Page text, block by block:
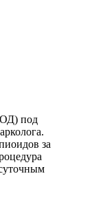
под
за